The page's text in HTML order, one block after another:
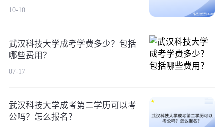
10-10
武汉科技大学成考学费多少？包括
哪些费用？
07-17
武汉科技大学成考第二学历可以考
公吗？怎么报名？